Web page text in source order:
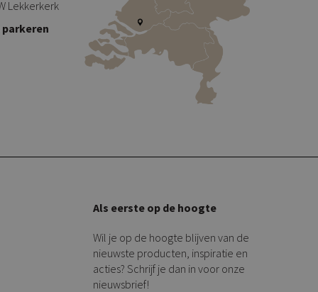
Lekkerkerk
Als eerste op de hoogte
Wil je op de hoogte blijven van de
nieuwste producten, inspiratie en
acties? Schrijf je dan in voor onze
nieuwsbrief!